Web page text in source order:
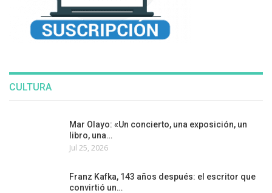
CULTURA
Mar Olayo: «Un concierto, una exposición, un
libro, una…
Jul 25, 2026
Franz Kafka, 143 años después: el escritor que
convirtió un…